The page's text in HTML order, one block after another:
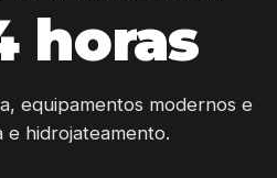
horas
equipamentos modernos e
e hidrojateamento.